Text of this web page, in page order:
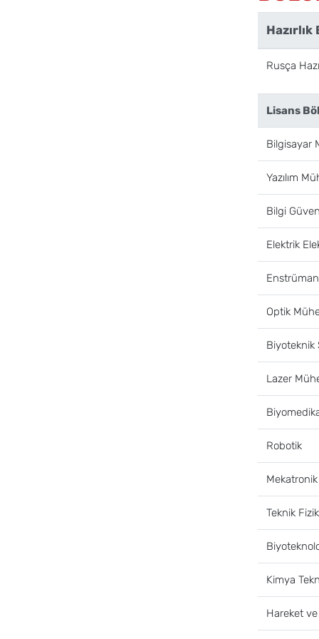
Rusça
Lisans
Bilgisayar
Yazılım
Bilgi
Elektrik
Optik
Biyoteknik
Lazer
Robotik
Teknik Fizik
Kimya
Hareket